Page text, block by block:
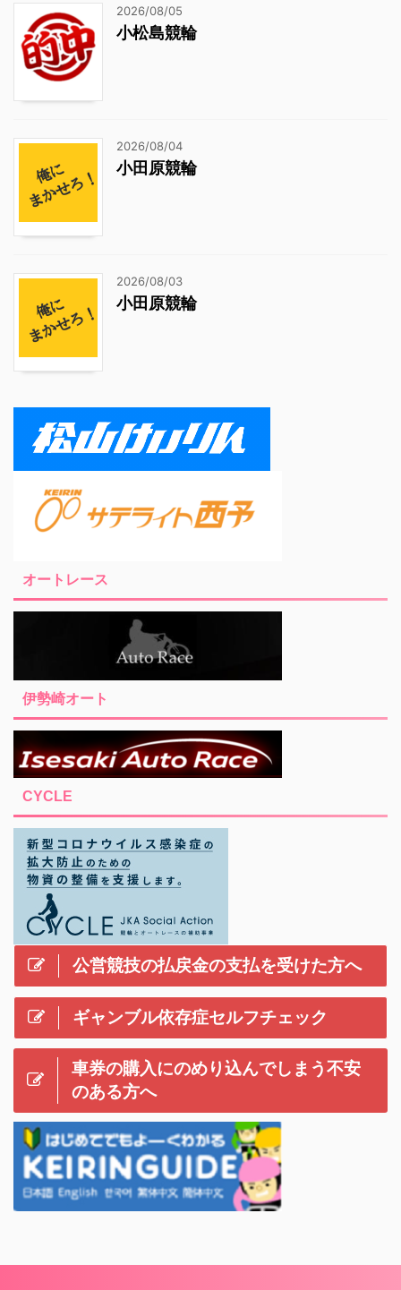
2026/08/05
小松島競輪
2026/08/04
小田原競輪
2026/08/03
小田原競輪
オートレース
伊勢崎オート
CYCLE
公営競技の払戻金の支払を受けた方へ
ギャンブル依存症セルフチェック
車券の購入にのめり込んでしまう不安
のある方へ